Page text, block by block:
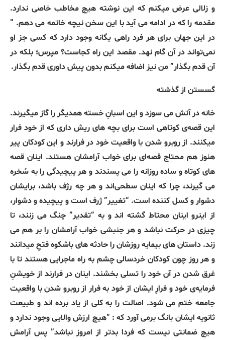
و زلالی عرض میکنم که این نوشته هیچ مخاطب خاصی ندارد.
مقدمه را که در ادامه می آید با این سخن نیچه خاتمه می دهم. ”
در این جهان برای هر فرد راهی یگانه وجود دارد که کسی جز او
نمی‌تواند در آن گام نهد. مقصد این راه کجاست؟ مپرس؛ بلکه در
آن قدم بگذار” من نیز اضافه میکنم بدون پیش داوری قدم بگذار.
گسستن از گذشته
خانه در آتش می سوزد و این اسبانِ خسته همدیگر را گاز میگیرند.
این قصه‌ی کوتاهی است برای بچه های ریش داری که از خود فرار
میکنند. از روبرو شدن با واقعیت خود در فرارند و این کودکان پیر
هنوز هم محتاج قصه‌ای برای خواب آرامشان هستند. اینان قصه
های کوتاه و ساده روزانه را می پسندند و هر پیچیدگی را به سُخره
می گیرند، چرا که اینان سطحی‌اند و هر چه رژف باشد، برایشان
دشوار و کسل کننده است. “تغییر” ژرف است و پیچیده و دشوار،
از اینرو اینان محتاط گشته اند و به “تقدیر” چنگ می زنند، تا
چیزی در حرکت نباشد و هر جنبشی خواب آرامشان را بر هم می
زند. داستان های بیمایه روزشان را حادثه های باشکوه فتحِ میدانند
و هر روز چون کودکان خردسالی چشم به راه ماجرایی هستند تا با
غرق شدن در آن خود را تسلی بخشند. اینان در فرارند از خویشنِ
فرمایه‌ی خود و فرارِ ایشان از خود به فرار از روبرو شدن با واقعیت
جامعه ختم می شود. اصالت را به کلی از یاد برده اند و طبیعت
ثانویه ایشان بانگ برمی آورد که : “هیچ ارزش والایی وجود ندارد و
هیچ ضمانتی نیست که فردا بدتر از امروز نباشد” پس آرامش